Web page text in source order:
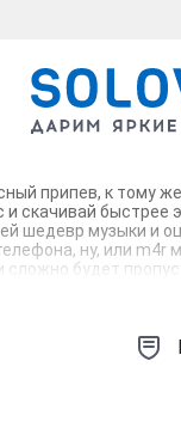
припев, к тому
скачивай быстрее
шедевр музыки и
ну, или
будет